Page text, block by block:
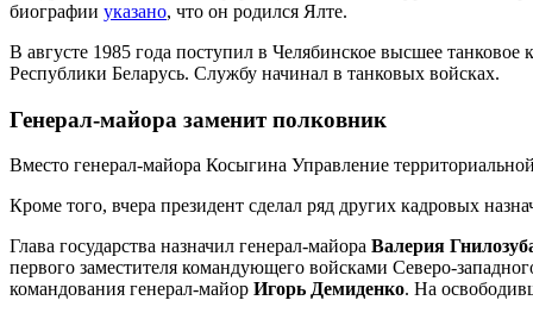
биографии указано, что он родился Ялте.
В августе 1985 года поступил в Челябинское высшее
Республики Беларусь. Службу начинал в танковых войсках.
Генерал-майора заменит полковник
Вместо генерал-майора Косыгина Управление
Кроме того, вчера президент сделал ряд других кадровых
Глава государства назначил генерал-майора Валерия
первого заместителя командующего войсками Северо-
командования генерал-майор Игорь Демиденко. На